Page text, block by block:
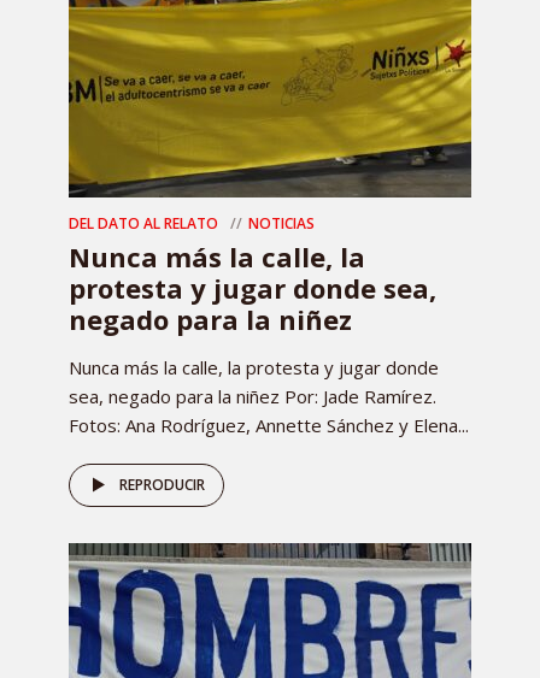
DEL DATO AL RELATO NOTICIAS
Nunca más la calle, la
protesta y jugar donde sea,
negado para la niñez
Nunca más la calle, la protesta y jugar donde
sea, negado para la niñez Por: Jade Ramírez.
Fotos: Ana Rodríguez, Annette Sánchez y Elena...
REPRODUCIR